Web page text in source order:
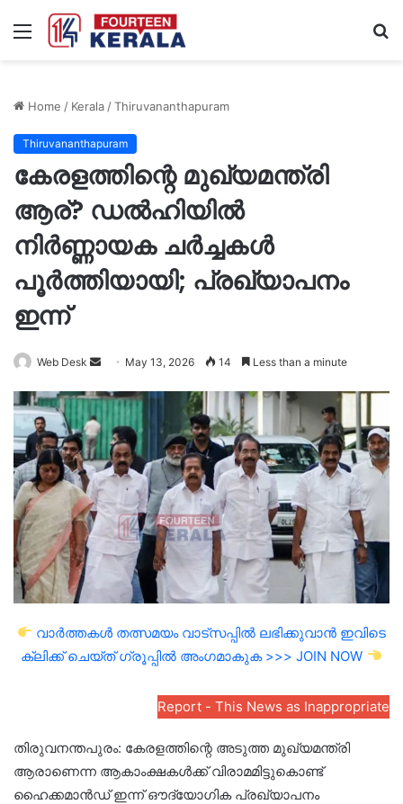
Menu
Home / Kerala/Thiruvananthapuram
Thiruvananthapuram
കേരളത്തിന്റെ മുഖ്യമന്ത്രി
ആര്? ഡൽഹിയിൽ
നിർണ്ണായക ചർച്ചകൾ
പൂർത്തിയായി; പ്രഖ്യാപനം
ഇന്ന്
Web Desk
Send
email
May 13, 2026 14 Less than a minute
വാർത്തകൾ തത്സമയം വാട്സപ്പിൽ ലഭിക്കുവാൻ ഇവിടെ
ക്ലിക്ക് ചെയ്ത് ഗ്രൂപ്പിൽ അംഗമാകുക >>> JOIN NOW
Report - This News as Inappropriate
തിരുവനന്തപുരം: കേരളത്തിന്റെ അടുത്ത മുഖ്യമന്ത്രി
ആരാണെന്ന ആകാംക്ഷകൾക്ക് വിരാമമിട്ടുകൊണ്ട്
ഹൈക്കമാൻഡ് ഇന്ന് ഔദ്യോഗിക പ്രഖ്യാപനം